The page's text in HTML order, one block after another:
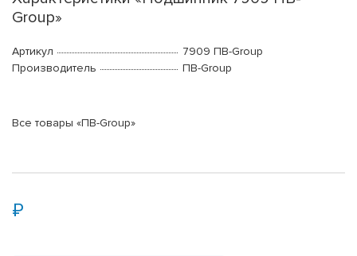
Group»
Артикул
7909 ПВ-Group
Производитель
ПВ-Group
Все товары «ПВ-Group»